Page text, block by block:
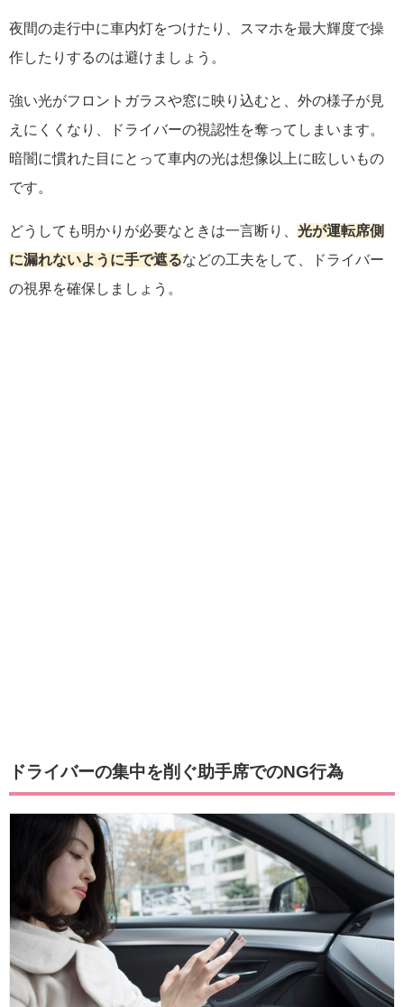
夜間の走行中に車内灯をつけたり、スマホを最大輝度で操
作したりするのは避けましょう。
強い光がフロントガラスや窓に映り込むと、外の様子が見
えにくくなり、ドライバーの視認性を奪ってしまいます。
暗闇に慣れた目にとって車内の光は想像以上に眩しいもの
です。
どうしても明かりが必要なときは一言断り、 光が運転席側
に漏れないように手で遮るなどの工夫をして、ドライバー
の視界を確保しましょう。
ドライバーの集中を削ぐ助手席でのNG行為